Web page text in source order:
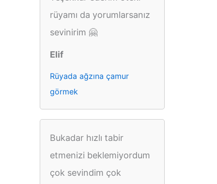
rüyamı da yorumlarsanız
sevinirim 🤗
Elif
Rüyada ağzına çamur
görmek
Bukadar hızlı tabir
etmenizi beklemiyordum
çok sevindim çok